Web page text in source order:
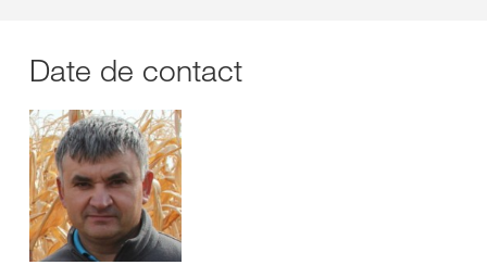
Date de contact